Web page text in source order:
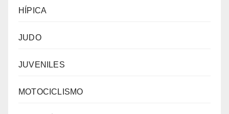
HÍPICA
JUDO
JUVENILES
MOTOCICLISMO